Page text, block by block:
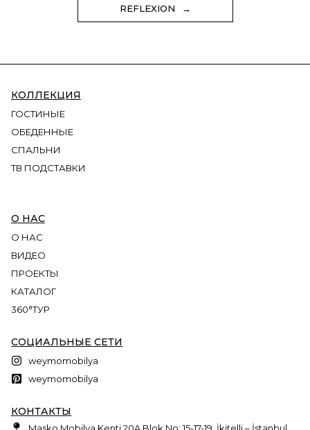
REFLEXION
КОЛЛЕКЦИЯ
ГОСТИНЫЕ
ОБЕДЕННЫЕ
СПАЛЬНИ
ТВ ПОДСТАВКИ
О НАС
О НАС
ВИДЕО
ПРОЕКТЫ
КАТАЛОГ
360°ТУР
СОЦИАЛЬНЫЕ СЕТИ
weymomobilya
weymomobilya
КОНТАКТЫ